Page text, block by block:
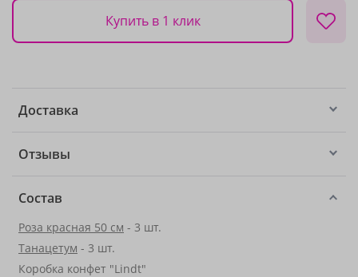
Купить в 1 клик
Доставка
Отзывы
Состав
Роза красная 50 см - 3 шт.
Танацетум - 3 шт.
Коробка конфет "Lindt"